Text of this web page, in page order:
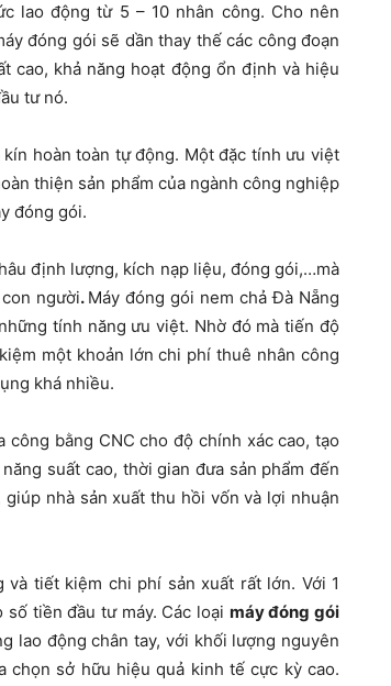
lao động từ 5 – 10 nhân công. Cho nên
đóng gói sẽ dần thay thế các công đoạn
cao, khả năng hoạt động ổn định và hiệu
tư nó.
hoàn toàn tự động. Một đặc tính ưu việt
thiện sản phẩm của ngành công nghiệp
đóng gói.
định lượng, kích nạp liệu, đóng gói,…mà
người. Máy đóng gói nem chả Đà Nẵng
tính năng ưu việt. Nhờ đó mà tiến độ
một khoản lớn chi phí thuê nhân công
khá nhiều.
bằng CNC cho độ chính xác cao, tạo
suất cao, thời gian đưa sản phẩm đến
nhà sản xuất thu hồi vốn và lợi nhuận
tiết kiệm chi phí sản xuất rất lớn. Với 1
tiền đầu tư máy. Các loại máy đóng gói
lao động chân tay, với khối lượng nguyên
chọn sở hữu hiệu quả kinh tế cực kỳ cao.